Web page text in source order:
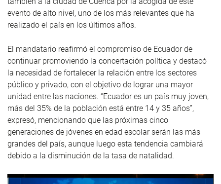
evento de alto nivel, uno de los más relevantes que ha
realizado el país en los últimos años.
El mandatario reafirmó el compromiso de Ecuador de
continuar promoviendo la concertación política y destacó
la necesidad de fortalecer la relación entre los sectores
público y privado, con el objetivo de lograr una mayor
unidad entre las naciones. “Ecuador es un país muy joven,
más del 35% de la población está entre 14 y 35 años”,
expresó, mencionando que las próximas cinco
generaciones de jóvenes en edad escolar serán las más
grandes del país, aunque luego esta tendencia cambiará
debido a la disminución de la tasa de natalidad.